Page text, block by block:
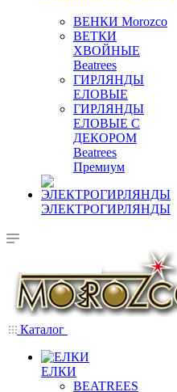
ВЕНКИ Morozco
ВЕТКИ
ХВОЙНЫЕ
Beatrees
ГИРЛЯНДЫ
ЕЛОВЫЕ
ГИРЛЯНДЫ
ЕЛОВЫЕ С
ДЕКОРОМ
Beatrees
Премиум
ЭЛЕКТРОГИРЛЯНДЫ
Каталог
ЕЛКИ
BEATREES